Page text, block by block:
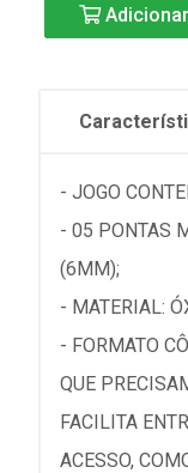
Adicionar
- JOGO
- 05 PONTAS
(6MM);
- MATERIAL:
- FORMATO
QUE
FACILITA
ACESSO,